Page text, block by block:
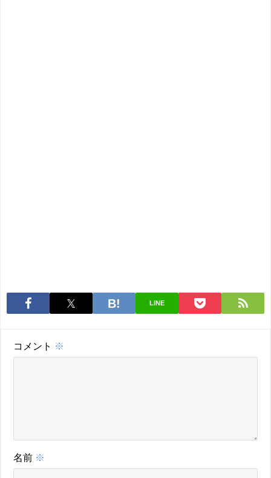
LINE
コメント ※
名前 ※